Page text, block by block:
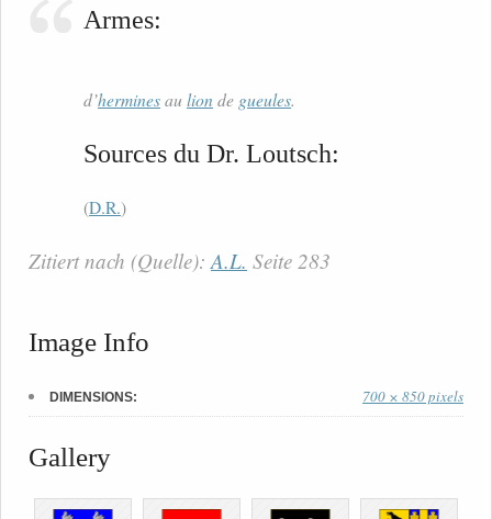
Armes:
d’herminesau lion de gueules.
Sources du Dr. Loutsch:
(D.R.)
Zitiert nach (Quelle): A.L. Seite 283
Image Info
DIMENSIONS: 700 × 850 pixels
Gallery